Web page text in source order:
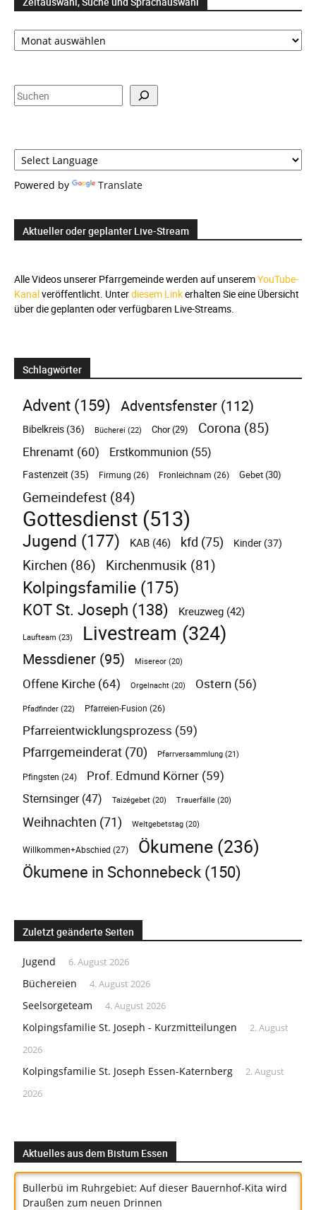
Zeitauswahl,
Suche
Suchen
Powered by Translate
Aktueller oder geplanter Live-Stream
Alle Videos unserer Pfarrgemeinde werden auf unseremYouTube-
Kanalveröffentlicht. Unterdiesem Linkerhalten Sie eine Übersicht
über die geplanten oder verfügbaren Live-Streams.
Schlagwörter
Advent(159) Adventsfenster (112)
Bibelkreis (36) Bücherei (22) Chor(29) Corona (85)
Ehrenamt (60) Erstkommunion (55)
Fastenzeit (35) Firmung (26) Fronleichnam (26) Gebet(30)
Gemeindefest (84)
Gottesdienst (513)
Jugend (177) KAB (46) kfd (75) Kinder (37)
Kirchen (86) Kirchenmusik (81)
Kolpingsfamilie (175)
KOT St. Joseph (138) Kreuzweg (42)
Laufteam (23) Livestream (324)
Messdiener (95) Misereor (20)
Offene Kirche (64) Orgelnacht (20) Ostern (56)
Pfadfinder (22) Pfarreien-Fusion (26)
Pfarreientwicklungsprozess (59)
Pfarrgemeinderat (70) Pfarrversammlung (21)
Pfingsten (24) Prof. Edmund Körner (59)
Sternsinger(47) Taizégebet (20) Trauerfälle (20)
Weihnachten (71) Weltgebetstag (20)
Willkommen+Abschied (27) Ökumene (236)
Ökumene in Schonnebeck (150)
Zuletzt geänderte Seiten
Jugend 6. August 2026
Büchereien 4. August 2026
Seelsorgeteam 4. August 2026
Kolpingsfamilie St. Joseph - Kurzmitteilungen
2. August
2026
Kolpingsfamilie St. Joseph Essen-Katernberg
2. August
2026
Aktuelles aus dem Bistum Essen
Bullerbü im Ruhrgebiet: Auf dieser Bauernhof-Kita wird
Draußen zum neuen Drinnen